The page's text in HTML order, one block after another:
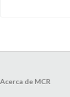
Acerca de MCR